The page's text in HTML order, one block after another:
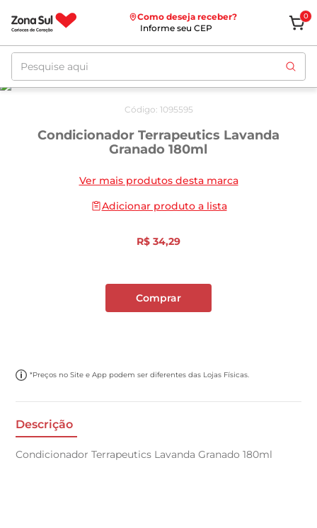
Como deseja receber?
Informe seu CEP
0
Pesquise aqui
Código: 1095595
Condicionador Terrapeutics Lavanda
Granado 180ml
Ver mais produtos desta marca
Adicionar produto a lista
R$ 34,29
Comprar
*Preços no Site e App podem ser diferentes das Lojas Físicas.
Descrição
Condicionador Terrapeutics Lavanda Granado 180ml